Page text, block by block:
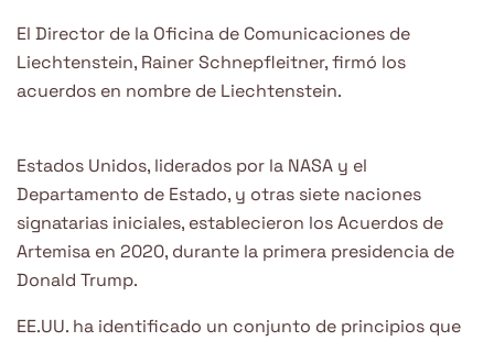
El Director de la Oficina de Comunicaciones de
Liechtenstein, Rainer Schnepfleitner, firmó los
acuerdos en nombre de Liechtenstein.
Estados Unidos, liderados por la NASA y el
Departamento de Estado, y otras siete naciones
signatarias iniciales, establecieron los Acuerdos de
Artemisa en 2020, durante la primera presidencia de
Donald Trump.
EE.UU. ha identificado un conjunto de principios que